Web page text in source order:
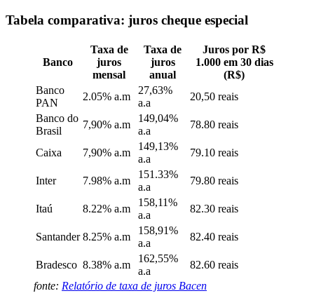
Tabela comparativa: juros cheque especial
Banco
Taxa de
juros
mensal
Taxa de
juros
anual
Juros por R$
1.000 em 30 dias
(R$)
Banco
PAN
2.05% a.m
27,63%
a.a
20,50 reais
Banco do
Brasil
7,90% a.m
149,04%
a.a
78.80 reais
Caixa 7,90% a.m
149,13%
a.a
79.10 reais
Inter 7.98% a.m
151.33%
a.a
79.80 reais
Itaú 8.22% a.m
158,11%
a.a
82.30 reais
Santander 8.25% a.m
158,91%
a.a
82.40 reais
Bradesco 8.38% a.m
162,55%
a.a
82.60 reais
fonte: Relatório de taxa de juros Bacen